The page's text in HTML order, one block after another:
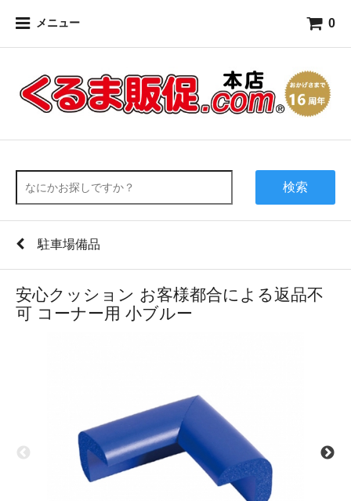
メニュー 0
検索
駐車場備品
安心クッション お客様都合による返品不
可 コーナー用 小ブルー